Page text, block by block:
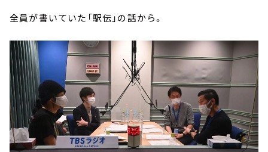
全員が書いていた「駅伝」の話から。